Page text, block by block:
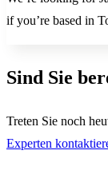
if you’re based in
Sind Sie
Treten Sie noch
Experten